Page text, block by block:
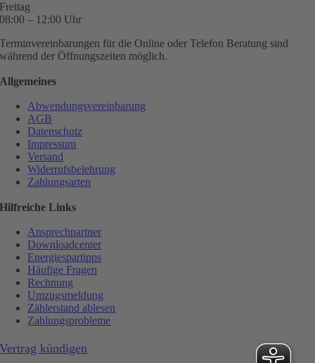
Freitag
08:00 – 12:00 Uhr
Terminvereinbarungen für die Online oder Telefon Beratung sind
während der Öffnungszeiten möglich.
Allgemeines
Abwendungsvereinbarung
AGB
Datenschutz
Impressum
Versand
Widerrufsbelehrung
Zahlungsarten
Hilfreiche Links
Ansprechpartner
Downloadcenter
Energiespartipps
Häufige Fragen
Rechnung
Umzugsmeldung
Zählerstand ablesen
Zahlungsprobleme
Vertrag kündigen